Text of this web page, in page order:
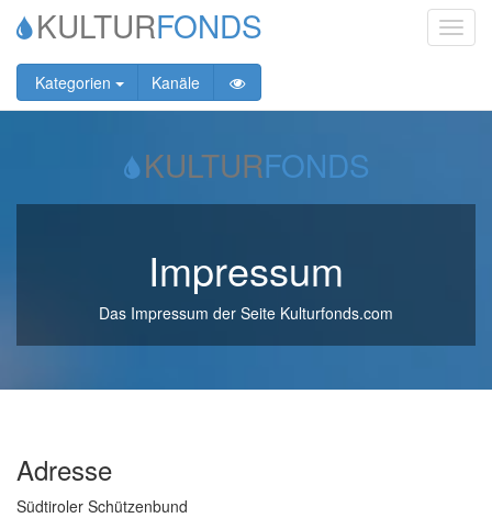
KULTURFONDS
Kategorien
Kanäle
KULTURFONDS
Impressum
Das Impressum der Seite Kulturfonds.com
Adresse
Südtiroler Schützenbund